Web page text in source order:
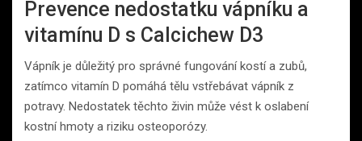
Prevence nedostatku vápníku a
vitamínu D s Calcichew D3
Vápník je důležitý pro správné fungování kostí a zubů,
zatímco vitamín D pomáhá tělu vstřebávat vápník z
potravy. Nedostatek těchto živin může vést k oslabení
kostní hmoty a riziku osteoporózy.